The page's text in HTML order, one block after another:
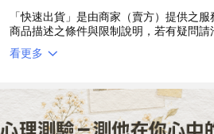
「快速出貨」是由商家（賣方）提供之
商品描述之條件與限制說明，若有疑問請
看更多